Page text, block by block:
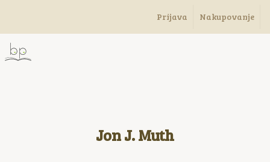
Prijava Nakupovanje
Jon J. Muth